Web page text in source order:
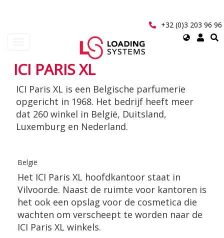
+32 (0)3 203 96 96
Select
User
account
menu
ICI PARIS XL
ICI Paris XL is een Belgische parfumerie
opgericht in 1968. Het bedrijf heeft meer
dat 260 winkel in België, Duitsland,
Luxemburg en Nederland.
België
Het ICI Paris XL hoofdkantoor staat in
Vilvoorde. Naast de ruimte voor kantoren is
het ook een opslag voor de cosmetica die
wachten om verscheept te worden naar de
ICI Paris XL winkels.